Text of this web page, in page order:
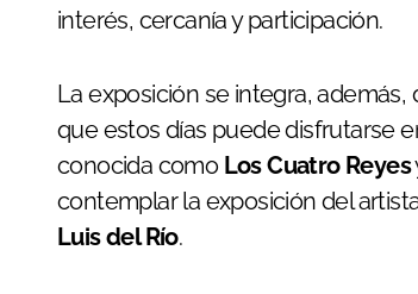
interés, cercanía y participación.
La exposición se integra,
que estos días puede disfrutarse
conocida como Los Cuatro Reyes
contemplar la exposición del
Luis del Río.